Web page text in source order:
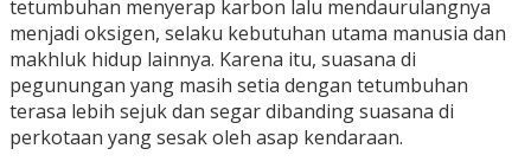
tetumbuhan menyerap karbon lalu mendaurulangnya
menjadi oksigen, selaku kebutuhan utama manusia dan
makhluk hidup lainnya. Karena itu, suasana di
pegunungan yang masih setia dengan tetumbuhan
terasa lebih sejuk dan segar dibanding suasana di
perkotaan yang sesak oleh asap kendaraan.